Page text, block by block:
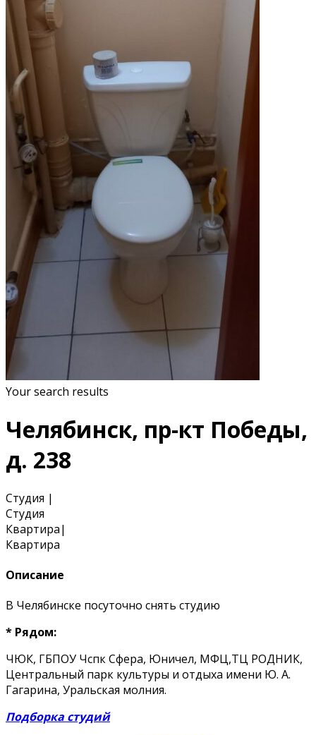
Your search results
Челябинск, пр-кт Победы,
д. 238
Студия |
Студия
Квартира|
Квартира
Описание
В Челябинске посуточно снять студию
* Рядом:
ЧЮК, ГБПОУ Чспк Сфера, Юничел, МФЦ,ТЦ РОДНИК,
Центральный парк культуры и отдыха имени Ю. А.
Гагарина, Уральская молния.
Подборка студий